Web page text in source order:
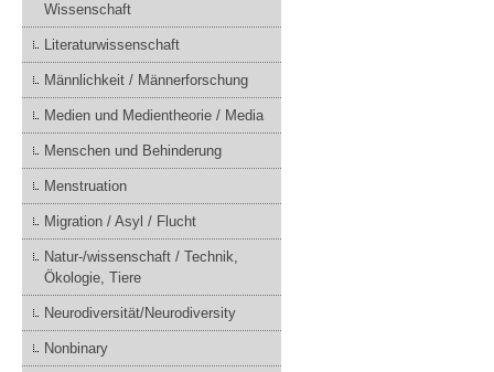
Wissenschaft
Literaturwissenschaft
Männlichkeit / Männerforschung
Medien und Medientheorie / Media
Menschen und Behinderung
Menstruation
Migration / Asyl / Flucht
Natur-/wissenschaft / Technik,
Ökologie, Tiere
Neurodiversität/Neurodiversity
Nonbinary